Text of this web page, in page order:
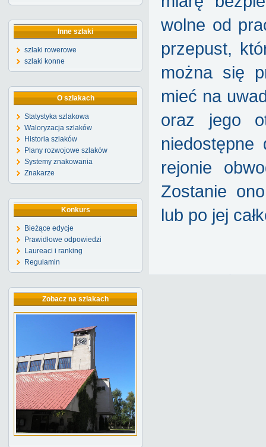
Inne szlaki
szlaki rowerowe
szlaki konne
O szlakach
Statystyka szlakowa
Waloryzacja szlaków
Historia szlaków
Plany rozwojowe szlaków
Systemy znakowania
Znakarze
Konkurs
Bieżące edycje
Prawidłowe odpowiedzi
Laureaci i ranking
Regulamin
Zobacz na szlakach
wolne od
przepust,
można się
mieć na
oraz jego
rejonie
Zostanie
lub po jej